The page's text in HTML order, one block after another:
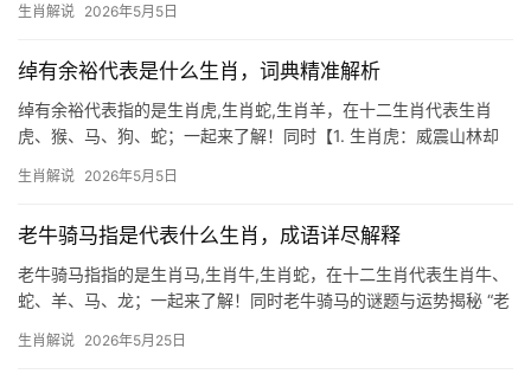
出生者天生伶俐，言语间常带三分机锋，若遇利益相关之事，更能
生肖解说 2026年5月5日
绰有余裕代表是什么生肖，词典精准解析
绰有余裕代表指的是生肖虎,生肖蛇,生肖羊，在十二生肖代表生肖
虎、猴、马、狗、蛇；一起来了解！同时【1. 生肖虎：威震山林却
“猛虎下山”之势易遭打压，尤其29岁至51岁群体，项目被抢、团队
生肖解说 2026年5月5日
老牛骑马指是代表什么生肖，成语详尽解释
老牛骑马指指的是生肖马,生肖牛,生肖蛇，在十二生肖代表生肖牛、
蛇、羊、马、龙；一起来了解！同时老牛骑马的谜题与运势揭秘 “老
象征勤恳踏实，而“骑马”则隐喻超越常规的机遇，若将此谜题对应生
生肖解说 2026年5月25日